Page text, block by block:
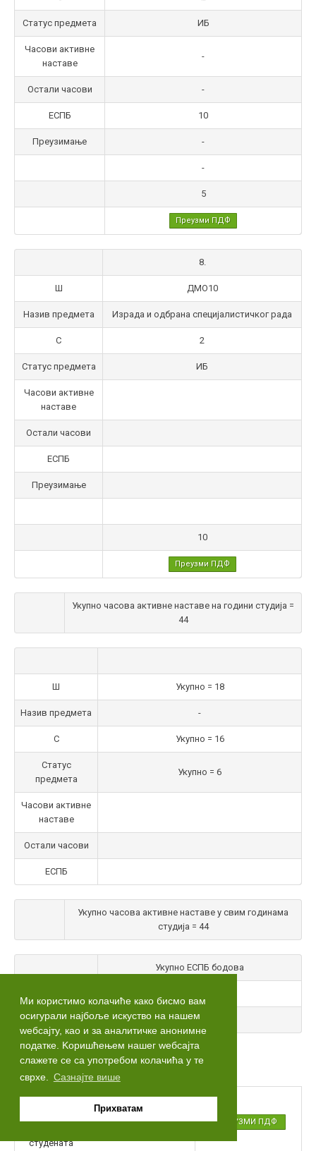
Ми користимо колачиће како бисмо вам
осигурали најбоље искуство на нашем
wебсајту, као и за аналитичке анонимне
податке. Kоришћењем нашег wебсајта
слажете се са употребом колачића у те
сврхе.
Сазнајте више
Прихватам
Статус предмета ИБ
Часови активне
наставе
-
Остали часови -
ЕСПБ 10
Преузимање -
-
5
Преузми ПДФ
8.
Ш ДМО10
Назив предмета Израда и одбрана специјалистичког рада
С 2
Статус предмета ИБ
Часови активне
наставе
Остали часови
ЕСПБ
Преузимање
10
Преузми ПДФ
Укупно часова активне наставе на години студија =
44
Ш Укупно = 18
Назив предмета -
С Укупно = 16
Статус
предмета
Укупно = 6
Часови активне
наставе
Остали часови
ЕСПБ
Укупно часова активне наставе у свим годинама
студија = 44
Укупно ЕСПБ бодова
Назив предмета
Преузимања
студијског програма и
студената
ПРЕУЗМИ ПДФ